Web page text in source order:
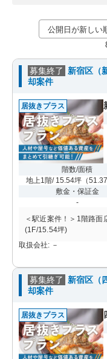
募集終了
新宿区（
却案件
居抜きプラス
階数/面積
地上1階/ 15.54坪（
敷金・保証金
-
＜駅近案件！＞1階路面
(1F/15.54坪)
取扱会社: －
募集終了
新宿区（
却案件
居抜きプラス